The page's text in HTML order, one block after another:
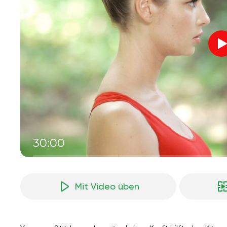
30:00
Mit Video üben